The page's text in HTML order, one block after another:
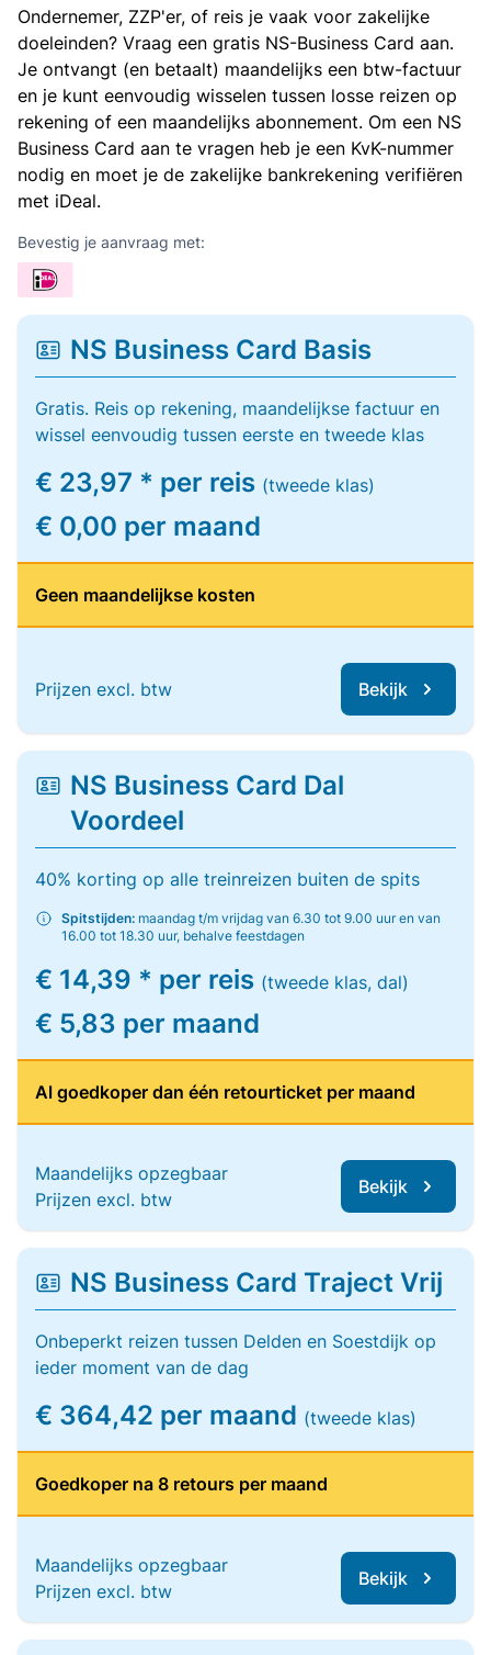
Ondernemer, ZZP'er, of reis je vaak voor zakelijke
doeleinden? Vraag een gratis NS-Business Card aan.
Je ontvangt (en betaalt) maandelijks een btw-factuur
en je kunt eenvoudig wisselen tussen losse reizen op
rekening of een maandelijks abonnement. Om een NS
Business Card aan te vragen heb je een KvK-nummer
nodig en moet je de zakelijke bankrekening verifiëren
met iDeal.
Bevestig je aanvraag met:
NS Business Card Basis
Gratis. Reis op rekening, maandelijkse factuur en
wissel eenvoudig tussen eerste en tweede klas
€ 23,97 * per reis (tweede klas)
€ 0,00 per maand
Geen maandelijkse kosten
Prijzen excl. btw Bekijk
NS Business Card Dal
Voordeel
40% korting op alle treinreizen buiten de spits
Spitstijden: maandag t/m vrijdag van 6.30 tot 9.00 uur en van
16.00 tot 18.30 uur, behalve feestdagen
€ 14,39 * per reis (tweede klas, dal)
€ 5,83 per maand
Al goedkoper dan één retourticket per maand
Maandelijks opzegbaar
Prijzen excl. btw
Bekijk
NS Business Card Traject Vrij
Onbeperkt reizen tussen Delden en Soestdijk op
ieder moment van de dag
€ 364,42 per maand (tweede klas)
Goedkoper na 8 retours per maand
Maandelijks opzegbaar
Prijzen excl. btw
Bekijk